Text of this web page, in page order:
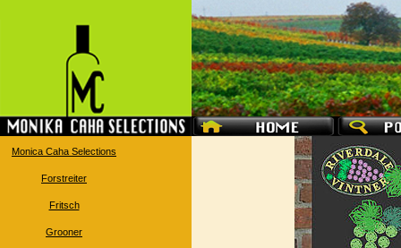
Monica Caha Selections
Forstreiter
Fritsch
Grooner